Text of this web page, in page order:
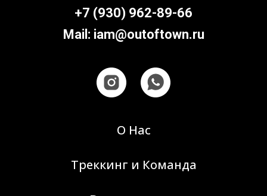
+7 (930) 962-89-66
Mail: iam@outoftown.ru
О Нас
Треккинг и Команда